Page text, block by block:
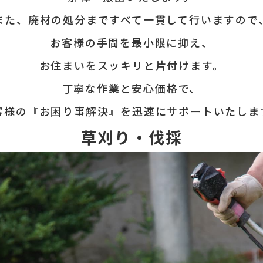
た、廃材の処分まですべて一貫して行いますので
お客様の手間を最小限に抑え、
お住まいをスッキリと片付けます。
丁寧な作業と安心価格で、
様の『お困り事解決』を迅速にサポートいたしま
草刈り・伐採